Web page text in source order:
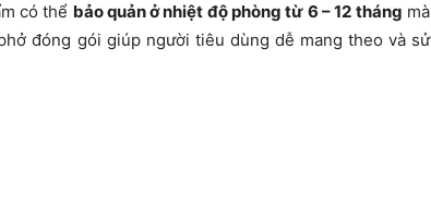
có thể bảo quản ở nhiệt độ phòng từ 6 – 12 tháng mà
đóng gói giúp người tiêu dùng dễ mang theo và sử